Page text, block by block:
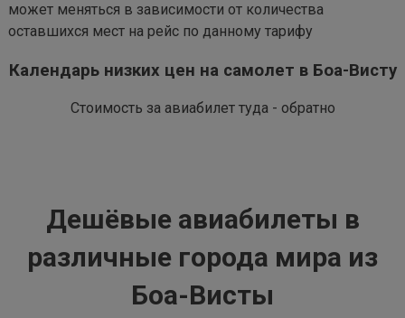
может меняться в зависимости от количества
оставшихся мест на рейс по данному тарифу
Календарь низких цен на самолет в Боа-Висту
Стоимость за авиабилет туда - обратно
Дешёвые авиабилеты в
различные города мира из
Боа-Висты